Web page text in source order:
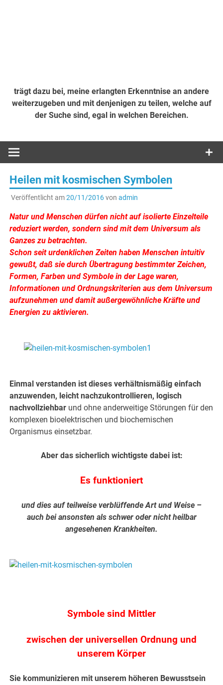
trägt dazu bei, meine erlangten Erkenntnise an andere
weiterzugeben und mit denjenigen zu teilen, welche auf
der Suche sind, egal in welchen Bereichen.
Heilen mit kosmischen Symbolen
Veröffentlicht am20/11/2016von admin
Natur und Menschen dürfen nicht auf isolierte Einzelteile
reduziert werden, sondern sind mit dem Universum als
Ganzes zu betrachten.
Schon seit urdenklichen Zeiten haben Menschen intuitiv
gewußt, daß sie durch Übertragung bestimmter Zeichen,
Formen, Farben und Symbole in der Lage waren,
Informationen und Ordnungskriterien aus dem Universum
aufzunehmen und damit außergewöhnliche Kräfte und
Energien zu aktivieren.
Einmal verstanden ist dieses verhältnismäßig einfach
anzuwenden, leicht nachzukontrollieren, logisch
nachvollziehbar und ohne anderweitige Störungen für den
komplexen bioelektrischen und biochemischen
Organismus einsetzbar.
Aber das sicherlich wichtigste dabei ist:
Es funktioniert
und dies auf teilweise verblüffende Art und Weise –
auch bei ansonsten als schwer oder nicht heilbar
angesehenen Krankheiten.
Symbole sind Mittler
zwischen der universellen Ordnung und
unserem Körper
Sie kommunizieren mit unserem höheren Bewusstsein